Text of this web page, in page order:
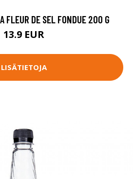
FLEUR DE SEL FONDUE 200 G
13.9 EUR
LISÄTIETOJA